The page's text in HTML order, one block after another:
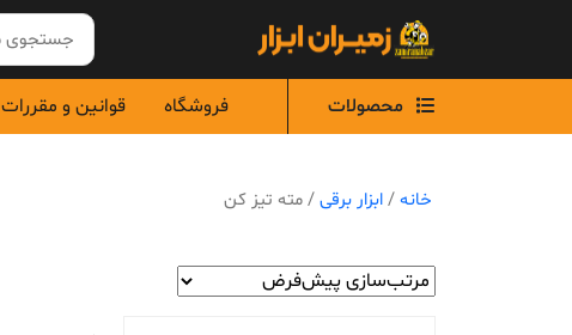
محصولات
فروشگاه قوانین و مقررات
خانه/ ابزار برقی/ مته تیز کن